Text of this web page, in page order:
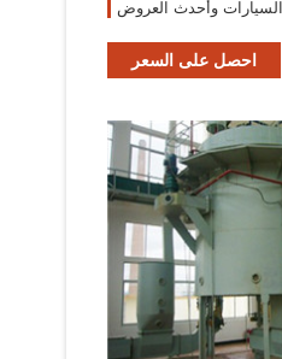
احصل على السعر